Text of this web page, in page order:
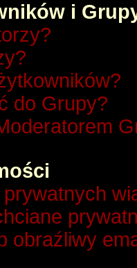
i
do Grupy?
prywatnych
obraźliwy